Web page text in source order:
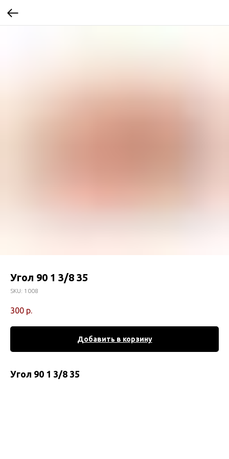
Угол 90 1 3/8 35
SKU: 1008
300 р.
Добавить в корзину
Угол 90 1 3/8 35